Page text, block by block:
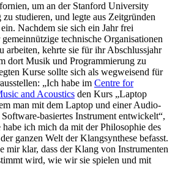
um an der Stanford University
studieren, und legte aus Zeitgründen
Nachdem sie sich ein Jahr frei
technische Organisationen
arbeiten, kehrte sie für ihr Abschlussjahr
dort Musik und Programmierung zu
Kurse sollte sich als wegweisend für
„Ich habe im Centre for
and Acoustics den Kurs „Laptop
man mit dem Laptop und einer Audio-
basiertes Instrument entwickelt“,
ich mich da mit der Philosophie des
ganzen Welt der Klangsynthese befasst.
mir klar, dass der Klang von Instrumenten
wird, wie wir sie spielen und mit